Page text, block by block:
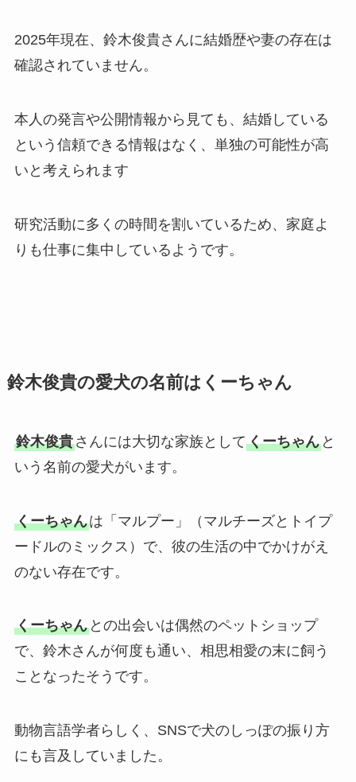
2025年現在、鈴木俊貴さんに結婚歴や妻の存在は
確認されていません。
本人の発言や公開情報から見ても、結婚している
という信頼できる情報はなく、単独の可能性が高
いと考えられます
研究活動に多くの時間を割いているため、家庭よ
りも仕事に集中しているようです。
鈴木俊貴の愛犬の名前はくーちゃん
鈴木俊貴さんには大切な家族としてくーちゃんと
いう名前の愛犬がいます。
くーちゃんは「マルプー」（マルチーズとトイプ
ードルのミックス）で、彼の生活の中でかけがえ
のない存在です。
くーちゃんとの出会いは偶然のペットショップ
で、鈴木さんが何度も通い、相思相愛の末に飼う
ことなったそうです。
動物言語学者らしく、SNSで犬のしっぽの振り方
にも言及していました。